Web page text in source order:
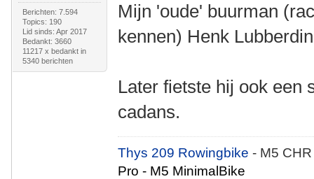
Berichten: 7.594
Topics: 190
Lid sinds: Apr 2017
Bedankt: 3660
11217 x bedankt in
5340 berichten
Mijn 'oude' buurman
kennen) Henk
Later fietste hij ook een
cadans.
Thys 209 Rowingbike- M5
Pro - M5 MinimalBike